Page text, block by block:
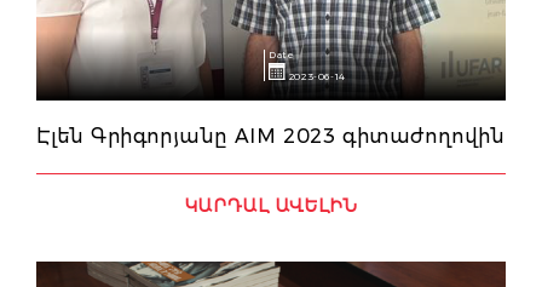
Date
2023-06-14
Էլեն Գրիգորյանը AIM 2023 գիտաժողովին
ԿԱՐԴԱԼ ԱՎԵԼԻՆ